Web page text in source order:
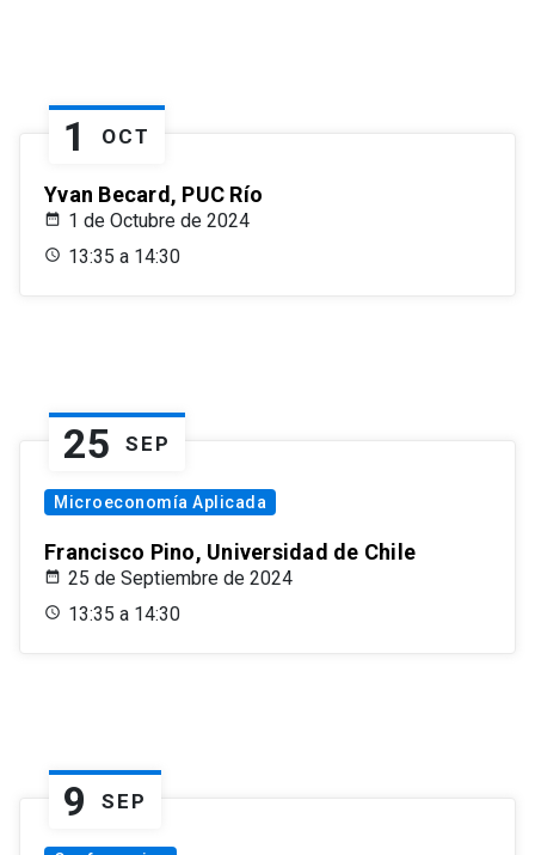
1 OCT
Yvan Becard, PUC Río
1 de Octubre de 2024
13:35 a 14:30
25 SEP
Microeconomía Aplicada
Francisco Pino, Universidad de Chile
25 de Septiembre de 2024
13:35 a 14:30
9 SEP